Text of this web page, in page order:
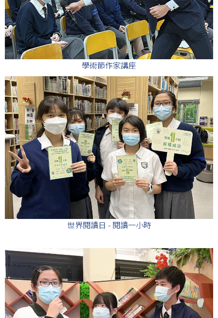
學術節作家講座
世界閱讀日 - 閱讀一小時